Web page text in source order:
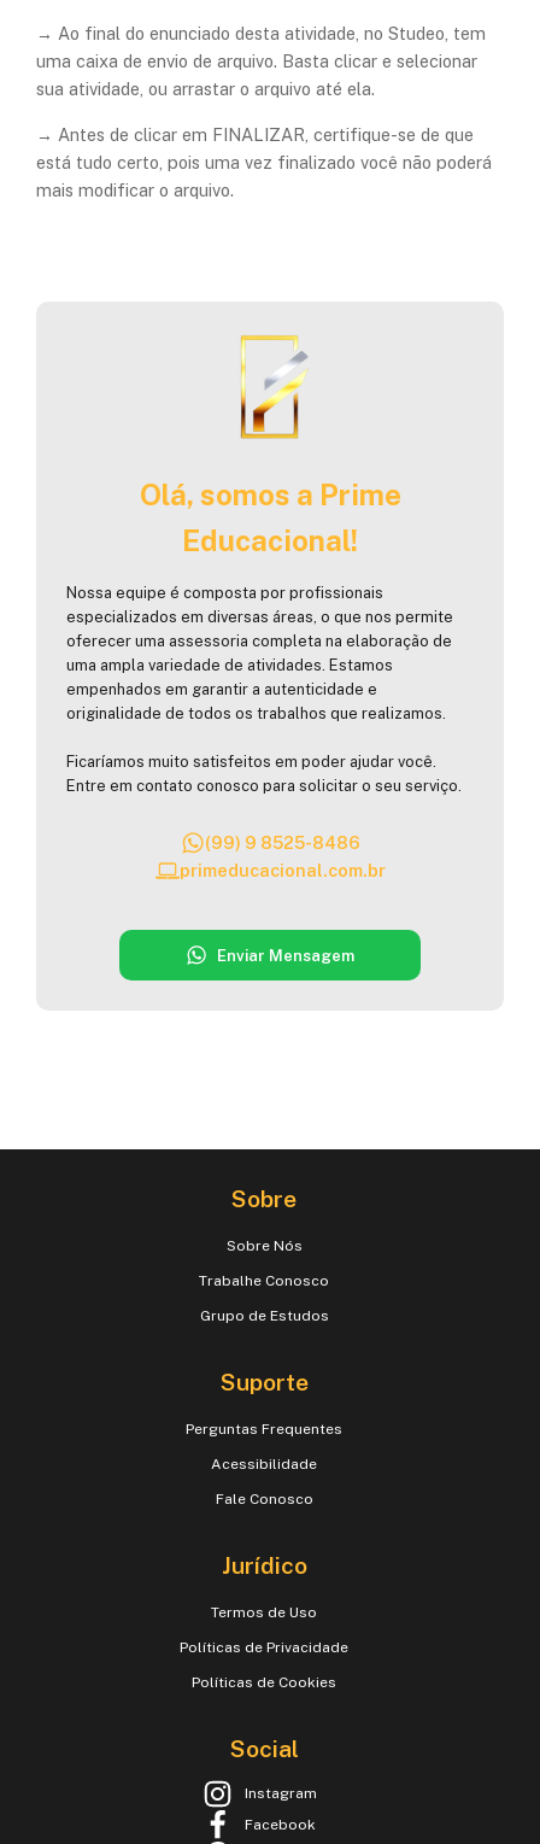
→ Ao final do enunciado desta atividade, no Studeo, tem
uma caixa de envio de arquivo. Basta clicar e selecionar
sua atividade, ou arrastar o arquivo até ela.
→ Antes de clicar em FINALIZAR, certifique-se de que
está tudo certo, pois uma vez finalizado você não poderá
mais modificar o arquivo.
Olá, somos a Prime
Educacional!
Nossa equipe é composta por profissionais
especializados em diversas áreas, o que nos permite
oferecer uma assessoria completa na elaboração de
uma ampla variedade de atividades. Estamos
empenhados em garantir a autenticidade e
originalidade de todos os trabalhos que realizamos.
Ficaríamos muito satisfeitos em poder ajudar você.
Entre em contato conosco para solicitar o seu serviço.
(99) 9 8525-8486
primeducacional.com.br
Enviar Mensagem
Sobre
Sobre Nós
Trabalhe Conosco
Grupo de Estudos
Suporte
Perguntas Frequentes
Acessibilidade
Fale Conosco
Jurídico
Termos de Uso
Políticas de Privacidade
Políticas de Cookies
Social
Instagram
Facebook